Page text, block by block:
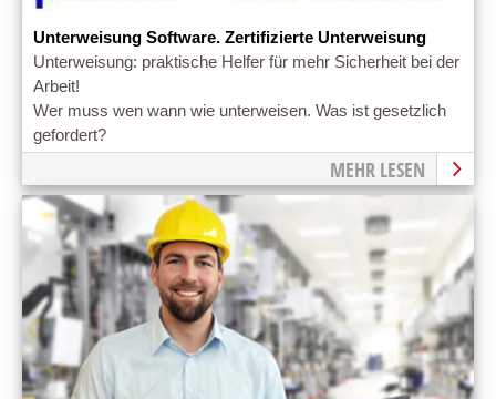
Unterweisung Software. Zertifizierte Unterweisung
Unterweisung: praktische Helfer für mehr Sicherheit bei der
Arbeit!
Wer muss wen wann wie unterweisen. Was ist gesetzlich
gefordert?
MEHR LESEN